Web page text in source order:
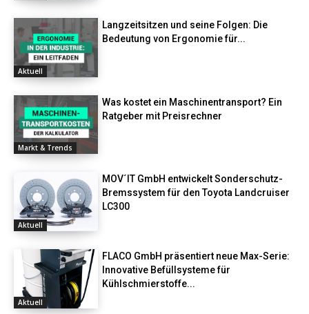
Aktuell
Langzeitsitzen und seine Folgen: Die
Bedeutung von Ergonomie für...
Markt & Trends
Was kostet ein Maschinentransport? Ein
Ratgeber mit Preisrechner
Aktuell
MOV´IT GmbH entwickelt Sonderschutz-
Bremssystem für den Toyota Landcruiser
LC300
Aktuell
FLACO GmbH präsentiert neue Max-Serie:
Innovative Befüllsysteme für
Kühlschmierstoffe...